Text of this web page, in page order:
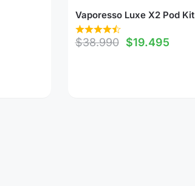
Vaporesso Luxe X2 Pod Kit
$38.990 $19.495